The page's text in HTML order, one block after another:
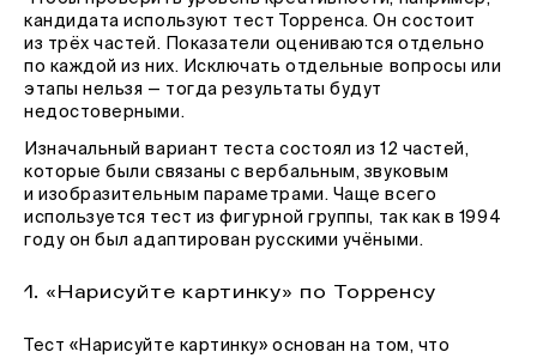
кандидата используют тест Торренса. Он состоит
из трёх частей. Показатели оцениваются отдельно
по каждой из них. Исключать отдельные вопросы или
этапы нельзя — тогда результаты будут
недостоверными.
Изначальный вариант теста состоял из 12 частей,
которые были связаны с вербальным, звуковым
и изобразительным параметрами. Чаще всего
используется тест из фигурной группы, так как в 1994
году он был адаптирован русскими учёными.
1. «Нарисуйте картинку» по Торренсу
Тест «Нарисуйте картинку» основан на том, что